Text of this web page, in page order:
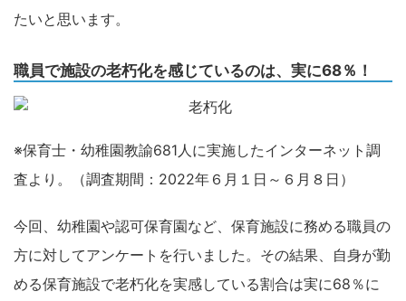
たいと思います。
職員で施設の老朽化を感じているのは、実に68％！
※保育士・幼稚園教諭681人に実施したインターネット調
査より。（調査期間：2022年６月１日～６月８日）
今回、幼稚園や認可保育園など、保育施設に務める職員の
方に対してアンケートを行いました。その結果、自身が勤
める保育施設で老朽化を実感している割合は実に68％に